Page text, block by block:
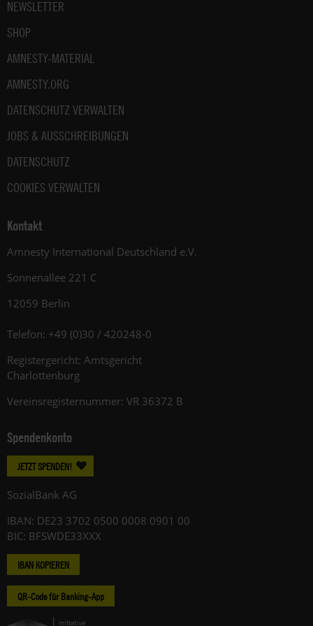
NEWSLETTER
SHOP
AMNESTY-MATERIAL
AMNESTY.ORG
DATENSCHUTZ VERWALTEN
JOBS & AUSSCHREIBUNGEN
DATENSCHUTZ
COOKIES VERWALTEN
Kontakt
Amnesty International Deutschland e.V.
Sonnenallee 221 C
12059 Berlin
Telefon: +49 (0)30 / 420248-0
Registergericht: Amtsgericht
Charlottenburg
Vereinsregisternummer: VR 36372 B
Spendenkonto
JETZT SPENDEN!
SozialBank AG
IBAN: DE23 3702 0500 0008 0901 00
BIC: BFSWDE33XXX
IBAN KOPIEREN
QR-Code für Banking-App